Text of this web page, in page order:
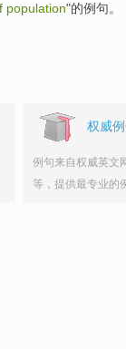
population"的例句。
权威
例句来自权威英文
等，提供最专业的